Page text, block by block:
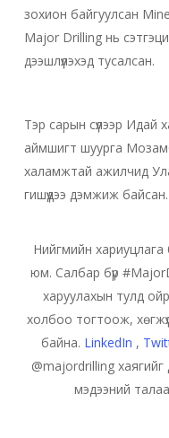
зохион байгуулсан
Major Drilling нь
дээшлүүлэхэд тусалсан.
Тэр сарын сүүлээр Идай
аймшигт шуурга
халамжтай ажилчид
гишүүдээ дэмжиж байсан.
Нийгмийн хариуцлага
юм. Салбар бүр
харуулахын тулд
холбоо тогтоож,
байна. LinkedIn ,
@majordrilling
мэдээний